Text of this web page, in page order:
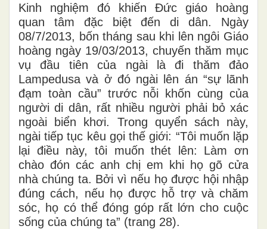
Kinh nghiệm đó khiến Đức giáo hoàng
quan tâm đặc biệt đến di dân. Ngày
08/7/2013, bốn tháng sau khi lên ngôi Giáo
hoàng ngày 19/03/2013, chuyến thăm mục
vụ đầu tiên của ngài là đi thăm đảo
Lampedusa và ở đó ngài lên án “sự lãnh
đạm toàn cầu” trước nỗi khốn cùng của
người di dân, rất nhiều người phải bỏ xác
ngoài biển khơi. Trong quyển sách này,
ngài tiếp tục kêu gọi thế giới: “Tôi muốn lặp
lại điều này, tôi muốn thét lên: Làm ơn
chào đón các anh chị em khi họ gõ cửa
nhà chúng ta. Bởi vì nếu họ được hội nhập
đúng cách, nếu họ được hỗ trợ và chăm
sóc, họ có thể đóng góp rất lớn cho cuộc
sống của chúng ta” (trang 28).